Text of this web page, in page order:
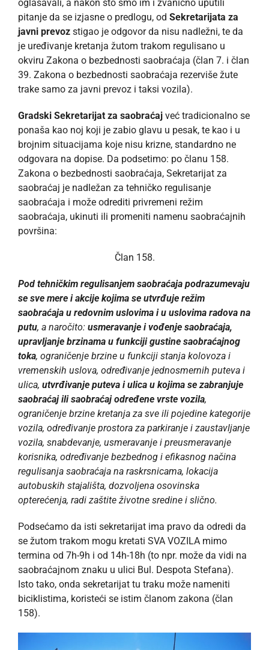
oglašavali, a nakon što smo im i zvanično uputili
pitanje da se izjasne o predlogu, od Sekretarijata za
javni prevoz stigao je odgovor da nisu nadležni, te da
je uređivanje kretanja žutom trakom regulisano u
okviru Zakona o bezbednosti saobraćaja (član 7. i član
39. Zakona o bezbednosti saobraćaja rezerviše žute
trake samo za javni prevoz i taksi vozila).
Gradski Sekretarijat za saobraćaj već tradicionalno se
ponaša kao noj koji je zabio glavu u pesak, te kao i u
brojnim situacijama koje nisu krizne, standardno ne
odgovara na dopise. Da podsetimo: po članu 158.
Zakona o bezbednosti saobraćaja, Sekretarijat za
saobraćaj je nadležan za tehničko regulisanje
saobraćaja i može odrediti privremeni režim
saobraćaja, ukinuti ili promeniti namenu saobraćajnih
površina:
Član 158.
Pod tehničkim regulisanjem saobraćaja podrazumevaju
se sve mere i akcije kojima se utvrđuje režim
saobraćaja u redovnim uslovima i u uslovima radova na
putu, a naročito: usmeravanje i vođenje saobraćaja,
upravljanje brzinama u funkciji gustine saobraćajnog
toka, ograničenje brzine u funkciji stanja kolovoza i
vremenskih uslova, određivanje jednosmernih puteva i
ulica, utvrđivanje puteva i ulica u kojima se zabranjuje
saobraćaj ili saobraćaj određene vrste vozila,
ograničenje brzine kretanja za sve ili pojedine kategorije
vozila, određivanje prostora za parkiranje i zaustavljanje
vozila, snabdevanje, usmeravanje i preusmeravanje
korisnika, određivanje bezbednog i efikasnog načina
regulisanja saobraćaja na raskrsnicama, lokacija
autobuskih stajališta, dozvoljena osovinska
opterećenja, radi zaštite životne sredine i slično.
Podsećamo da isti sekretarijat ima pravo da odredi da
se žutom trakom mogu kretati SVA VOZILA mimo
termina od 7h-9h i od 14h-18h (to npr. može da vidi na
saobraćajnom znaku u ulici Bul. Despota Stefana).
Isto tako, onda sekretarijat tu traku može nameniti
biciklistima, koristeći se istim članom zakona (član
158).